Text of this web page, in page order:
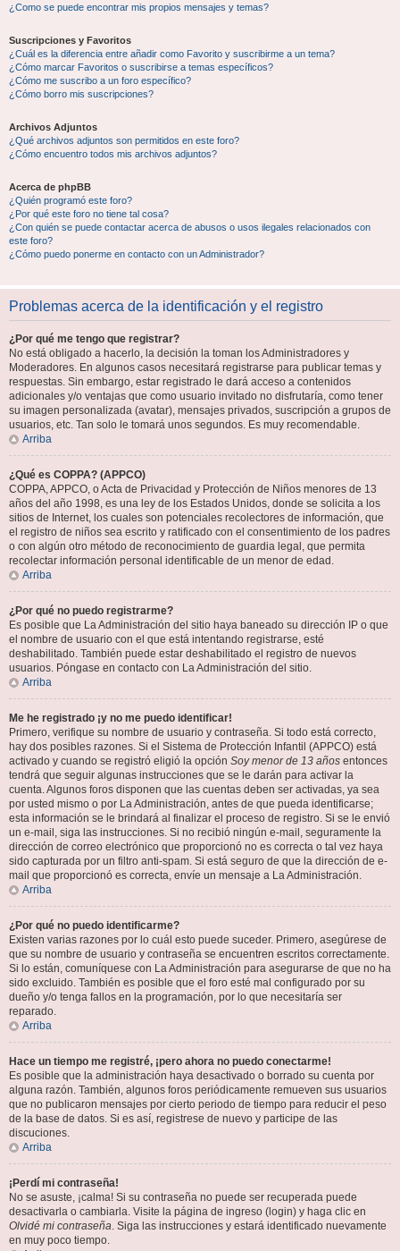
¿Como se puede encontrar mis propios mensajes y temas?
Suscripciones y Favoritos
¿Cuál es la diferencia entre añadir como Favorito y suscribirme a un tema?
¿Cómo marcar Favoritos o suscribirse a temas específicos?
¿Cómo me suscribo a un foro específico?
¿Cómo borro mis suscripciones?
Archivos Adjuntos
¿Qué archivos adjuntos son permitidos en este foro?
¿Cómo encuentro todos mis archivos adjuntos?
Acerca de phpBB
¿Quién programó este foro?
¿Por qué este foro no tiene tal cosa?
¿Con quién se puede contactar acerca de abusos o usos ilegales relacionados con
este foro?
¿Cómo puedo ponerme en contacto con un Administrador?
Problemas acerca de la identificación y el registro
¿Por qué me tengo que registrar?
No está obligado a hacerlo, la decisión la toman los Administradores y
Moderadores. En algunos casos necesitará registrarse para publicar temas y
respuestas. Sin embargo, estar registrado le dará acceso a contenidos
adicionales y/o ventajas que como usuario invitado no disfrutaría, como tener
su imagen personalizada (avatar), mensajes privados, suscripción a grupos de
usuarios, etc. Tan solo le tomará unos segundos. Es muy recomendable.
Arriba
¿Qué es COPPA? (APPCO)
COPPA, APPCO, o Acta de Privacidad y Protección de Niños menores de 13
años del año 1998, es una ley de los Estados Unidos, donde se solicita a los
sitios de Internet, los cuales son potenciales recolectores de información, que
el registro de niños sea escrito y ratificado con el consentimiento de los padres
o con algún otro método de reconocimiento de guardia legal, que permita
recolectar información personal identificable de un menor de edad.
Arriba
¿Por qué no puedo registrarme?
Es posible que La Administración del sitio haya baneado su dirección IP o que
el nombre de usuario con el que está intentando registrarse, esté
deshabilitado. También puede estar deshabilitado el registro de nuevos
usuarios. Póngase en contacto con La Administración del sitio.
Arriba
Me he registrado ¡y no me puedo identificar!
Primero, verifique su nombre de usuario y contraseña. Si todo está correcto,
hay dos posibles razones. Si el Sistema de Protección Infantil (APPCO) está
activado y cuando se registró eligió la opción Soy menor de 13 años entonces
tendrá que seguir algunas instrucciones que se le darán para activar la
cuenta. Algunos foros disponen que las cuentas deben ser activadas, ya sea
por usted mismo o por La Administración, antes de que pueda identificarse;
esta información se le brindará al finalizar el proceso de registro. Si se le envió
un e-mail, siga las instrucciones. Si no recibió ningún e-mail, seguramente la
dirección de correo electrónico que proporcionó no es correcta o tal vez haya
sido capturada por un filtro anti-spam. Si está seguro de que la dirección de e-
mail que proporcionó es correcta, envíe un mensaje a La Administración.
Arriba
¿Por qué no puedo identificarme?
Existen varias razones por lo cuál esto puede suceder. Primero, asegúrese de
que su nombre de usuario y contraseña se encuentren escritos correctamente.
Si lo están, comuníquese con La Administración para asegurarse de que no ha
sido excluido. También es posible que el foro esté mal configurado por su
dueño y/o tenga fallos en la programación, por lo que necesitaría ser
reparado.
Arriba
Hace un tiempo me registré, ¡pero ahora no puedo conectarme!
Es posible que la administración haya desactivado o borrado su cuenta por
alguna razón. También, algunos foros periódicamente remueven sus usuarios
que no publicaron mensajes por cierto periodo de tiempo para reducir el peso
de la base de datos. Si es así, registrese de nuevo y participe de las
discuciones.
Arriba
¡Perdí mi contraseña!
No se asuste, ¡calma! Si su contraseña no puede ser recuperada puede
desactivarla o cambiarla. Visite la página de ingreso (login) y haga clic en
Olvidé mi contraseña. Siga las instrucciones y estará identificado nuevamente
en muy poco tiempo.